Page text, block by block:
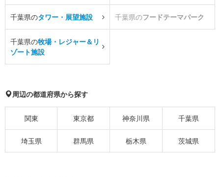
千葉県のタワー・展望施設 千葉県のフードテーマパーク
千葉県の牧場・レジャー＆リ
ゾート施設
周辺の都道府県から探す
関東 東京都 神奈川県 千葉県
埼玉県 群馬県 栃木県 茨城県